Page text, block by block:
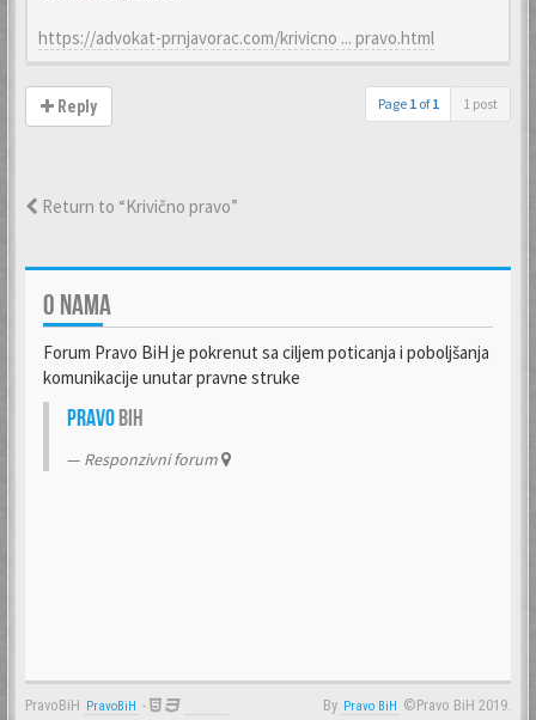
https://advokat-prnjavorac.com/krivicno ... pravo.html
Reply Page 1 of1 1 post
Return to “Krivično pravo”
O NAMA
Forum Pravo BiH je pokrenut sa ciljem poticanja i poboljšanja
komunikacije unutar pravne struke
PravoBiH
Responzivni forum
PravoBiH PravoBiH - By Pravo BiH ©Pravo BiH 2019.